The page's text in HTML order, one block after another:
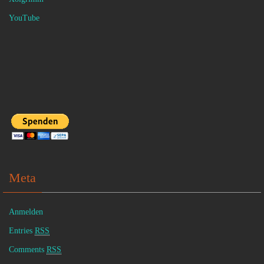
YouTube
Meta
Anmelden
Entries RSS
Comments RSS